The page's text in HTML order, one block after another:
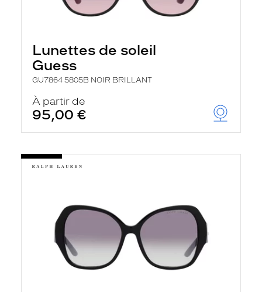
Lunettes de soleil
Guess
GU7864 5805B NOIR BRILLANT
À partir de
95,00 €